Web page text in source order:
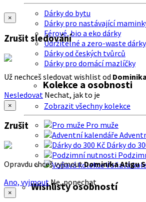
Dárky do bytu
Dárky pro nastávající
Férové, bio a eko dárky
Udržitelné a zero-waste dárky
Dárky od českých tvůrců
Dárky pro domácí mazlíčky
Kolekce a osobnosti
Zobrazit všechny kolekce
Pro muže
Dárky do
Voňavá
Wishlisty osobností
×
Zrušit sledování
Už nechceš sledovat wishlist od
Nesledovat Nechat, jak to je
×
Zrušit
Opravdu chceš vyjmoutDominika Atigu
Ano, vyjmout Ne, ponechat
×